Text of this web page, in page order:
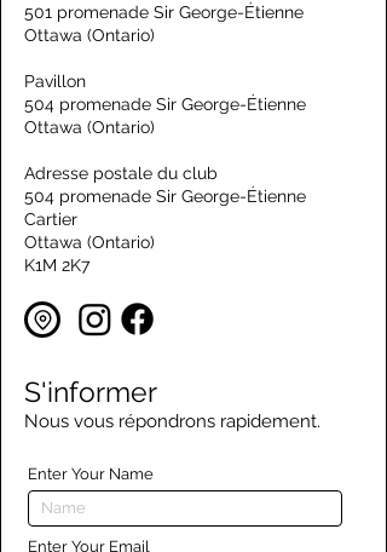
501 promenade Sir George-Étienne
Ottawa (Ontario)
Pavillon
504 promenade Sir George-Étienne
Ottawa (Ontario)
Adresse postale du club
504 promenade Sir George-Étienne
Cartier
Ottawa (Ontario)
K1M 2K7
S'informer
Nous vous répondrons rapidement.
Enter Your Name
Enter Your Email